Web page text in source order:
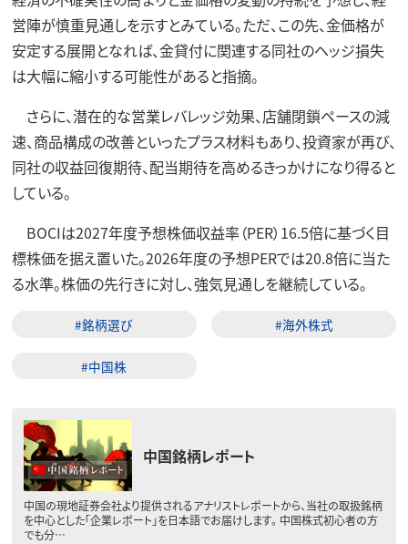
営陣が慎重見通しを示すとみている。ただ、この先、金価格が
安定する展開となれば、金貸付に関連する同社のヘッジ損失
は大幅に縮小する可能性があると指摘。
さらに、潜在的な営業レバレッジ効果、店舗閉鎖ペースの減
速、商品構成の改善といったプラス材料もあり、投資家が再び、
同社の収益回復期待、配当期待を高めるきっかけになり得ると
している。
BOCIは2027年度予想株価収益率（PER）16.5倍に基づく目
標株価を据え置いた。2026年度の予想PERでは20.8倍に当た
る水準。株価の先行きに対し、強気見通しを継続している。
#銘柄選び #海外株式
#中国株
中国銘柄レポート
中国の現地証券会社より提供されるアナリストレポートから、当社の取扱銘柄
を中心とした「企業レポート」を日本語でお届けします。 中国株式初心者の方
でも分…